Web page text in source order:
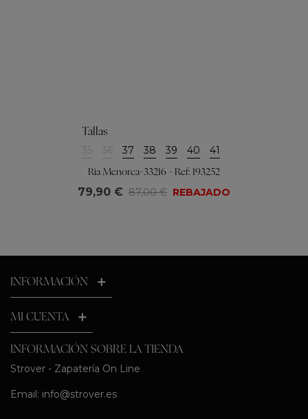
Tallas
35 36 37 38 39 40 41
Ria Menorca-33216 - Ref: 193252
79,90 € 87,00 € REBAJADO
INFORMACIÓN
MI CUENTA
INFORMACIÓN SOBRE LA TIENDA
Strover - Zapatería On Line
Email: info@strover.es